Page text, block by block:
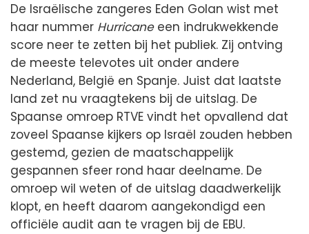
De Israëlische zangeres Eden Golan wist met
haar nummer Hurricaneeen indrukwekkende
score neer te zetten bij het publiek. Zij ontving
de meeste televotes uit onder andere
Nederland, België en Spanje. Juist dat laatste
land zet nu vraagtekens bij de uitslag. De
Spaanse omroep RTVE vindt het opvallend dat
zoveel Spaanse kijkers op Israël zouden hebben
gestemd, gezien de maatschappelijk
gespannen sfeer rond haar deelname. De
omroep wil weten of de uitslag daadwerkelijk
klopt, en heeft daarom aangekondigd een
officiële audit aan te vragen bij de EBU.